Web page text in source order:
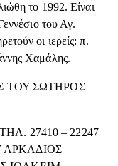
το 1992. Είναι
του Αγ.
οι ιερείς: π.
Χαμάλης.
ΤΟΥ ΣΩΤΗΡΟΣ
27410 – 22247
ΑΡΚΑΔΙΟΣ